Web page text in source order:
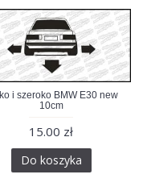
i szeroko BMW E30 new
10cm
15.00 zł
Do koszyka